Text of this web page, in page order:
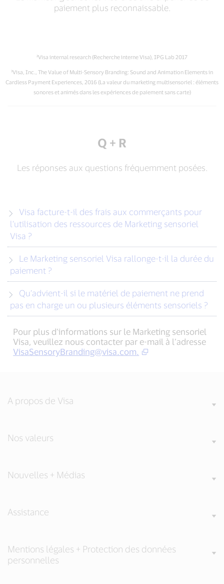
paiement plus reconnaissable.
²Visa internal research (Recherche interne Visa), IPG Lab 2017
³Visa, Inc., The Value of Multi-Sensory Branding: Sound and Animation Elements in
Cardless Payment Experiences, 2016 (La valeur du marketing multisensoriel : éléments
sonores et animés dans les expériences de paiement sans carte)
Q + R
Les réponses aux questions fréquemment posées.
l’utilisation des ressources de Marketing sensoriel
Visa ?
paiement ?
pas en charge un ou plusieurs éléments sensoriels ?
Pour plus d’informations sur le Marketing sensoriel
Visa, veuillez nous contacter par e-mail à l’adresse
VisaSensoryBranding@visa.com
A propos de Visa
Nos valeurs
Nouvelles + Médias
Assistance
Mentions légales + Protection des données
personnelles